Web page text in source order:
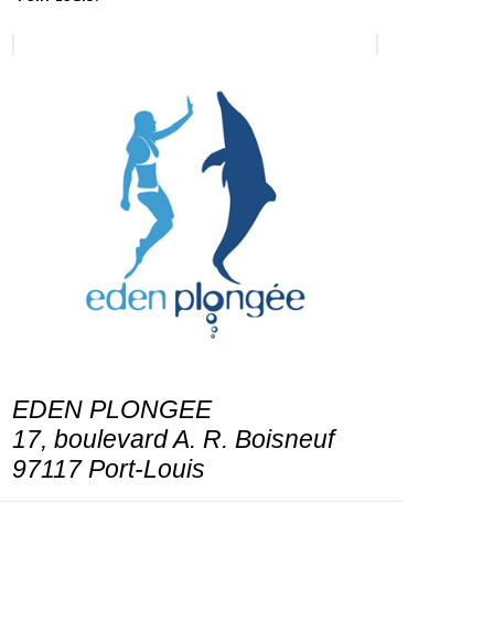
EDEN PLONGEE
17, boulevard A. R. Boisneuf
97117 Port-Louis